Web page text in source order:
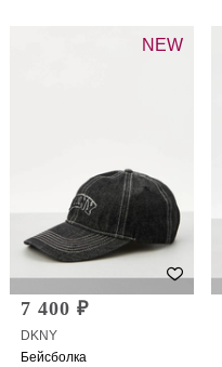
NEW
7 400 ₽
DKNY
Бейсболка